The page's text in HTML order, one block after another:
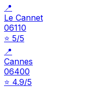
📍
Le Cannet
06110
⭐ 5/5
📍
Cannes
06400
⭐ 4.9/5